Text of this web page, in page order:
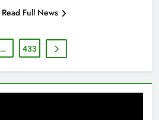
Read Full News
… 433